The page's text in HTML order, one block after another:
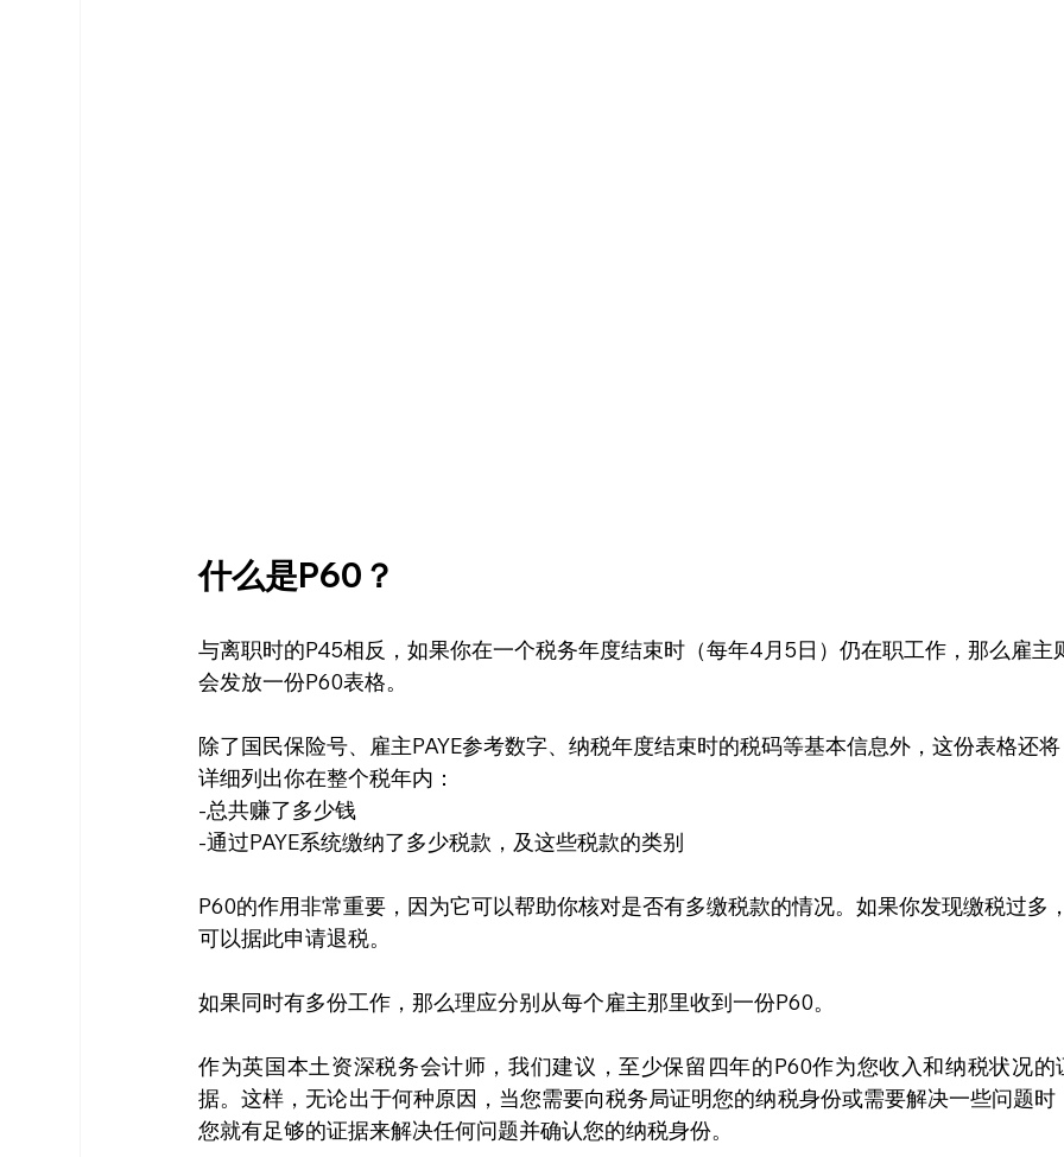
什么是P60？
与离职时的P45相反，如果你在一个税务年度结束时（每年4月5日）仍在职工作，那么雇主
会发放一份P60表格。
除了国民保险号、雇主PAYE参考数字、纳税年度结束时的税码等基本信息外，这份表格还将
详细列出你在整个税年内：
-总共赚了多少钱
-通过PAYE系统缴纳了多少税款，及这些税款的类别
P60的作用非常重要，因为它可以帮助你核对是否有多缴税款的情况。如果你发现缴税过多
可以据此申请退税。
如果同时有多份工作，那么理应分别从每个雇主那里收到一份P60。
作为英国本土资深税务会计师，我们建议，至少保留四年的P60作为您收入和纳税状况的
据。这样，无论出于何种原因，当您需要向税务局证明您的纳税身份或需要解决一些问题时
您就有足够的证据来解决任何问题并确认您的纳税身份。